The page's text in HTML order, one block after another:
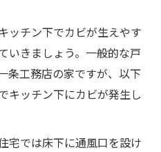
ッチン下でカビが生えやす
いきましょう。一般的な戸
条工務店の家ですが、以下
キッチン下にカビが発生し
宅では床下に通風口を設け